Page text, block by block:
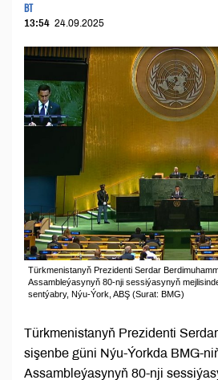
BT
13:54 24.09.2025
Türkmenistanyň Prezidenti Serdar
Assambleýasynyň 80-nji sessiýasynyň
sentýabry, Nýu-Ýork, ABŞ (Surat: BMG)
Türkmenistanyň Prezidenti
sişenbe güni Nýu-Ýorkda BMG-
Assambleýasynyň 80-nji